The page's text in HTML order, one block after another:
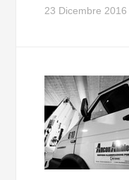
23 Dicembre 2016